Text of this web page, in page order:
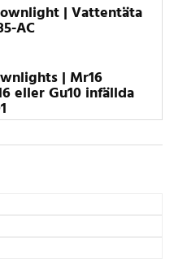
| Vattentäta
AC
| Mr16
eller Gu10 infällda